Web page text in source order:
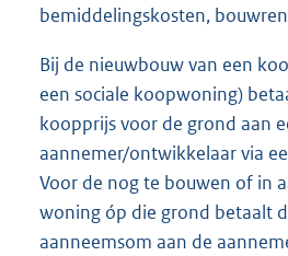
bemiddelingskosten,
Bij de nieuwbouw van een
een sociale koopwoning)
koopprijs voor de grond aan
aannemer/ontwikkelaar via
Voor de nog te bouwen of in
woning óp die grond betaalt
aanneemsom aan de